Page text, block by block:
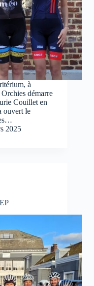
à
démarre
Couillet en
ouvert le
2025